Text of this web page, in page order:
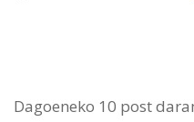
Dagoeneko 10 post